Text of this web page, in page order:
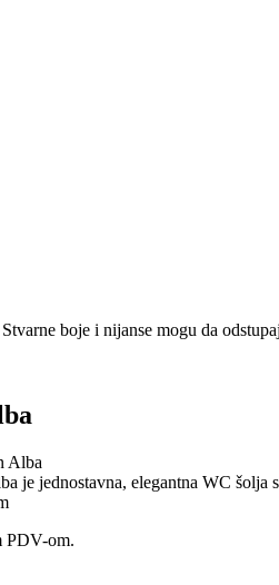
boje i nijanse mogu da
Alba
je jednostavna, elegantna WC šolja
PDV-om.